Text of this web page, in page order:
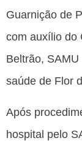
Guarnição de
com auxílio do
Beltrão,
saúde de Flor
Após
hospital pelo